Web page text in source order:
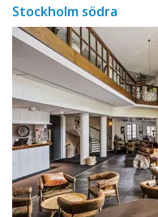
Stockholm södra